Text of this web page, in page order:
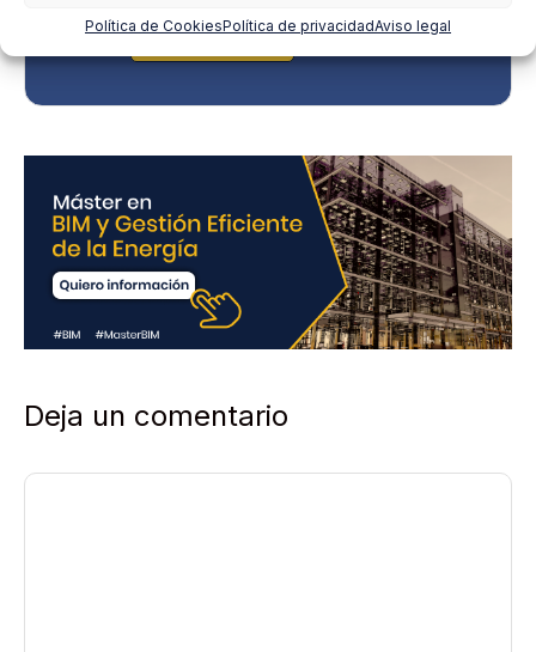
Política de CookiesPolítica de privacidadAviso legal
d
encontrarás en nuestra página web.
SUSCRIBIRME
Deja un comentario
Comentario